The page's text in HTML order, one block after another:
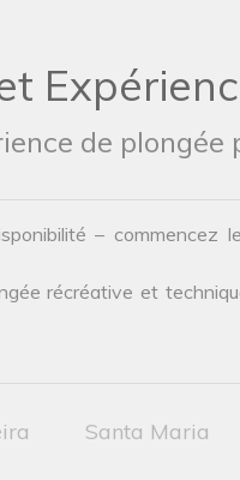
de plongée
– commencez
récréative et
Santa Maria